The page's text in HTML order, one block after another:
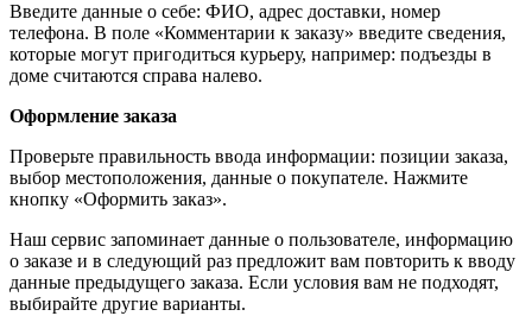
Введите данные о себе: ФИО, адрес доставки, номер
телефона. В поле «Комментарии к заказу» введите сведения,
которые могут пригодиться курьеру, например: подъезды в
доме считаются справа налево.
Оформление заказа
Проверьте правильность ввода информации: позиции заказа,
выбор местоположения, данные о покупателе. Нажмите
кнопку «Оформить заказ».
Наш сервис запоминает данные о пользователе, информацию
о заказе и в следующий раз предложит вам повторить к вводу
данные предыдущего заказа. Если условия вам не подходят,
выбирайте другие варианты.